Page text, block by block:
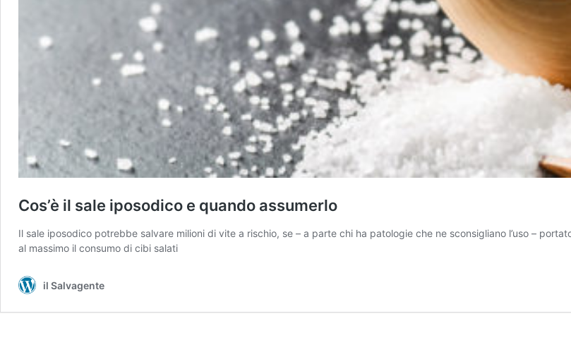
Cos’è il sale iposodico e quando assumerlo
Il sale iposodico potrebbe salvare milioni di vite a rischio, se – a parte chi ha patologie che ne sconsigliano l’uso –
al massimo il consumo di cibi salati
il Salvagente